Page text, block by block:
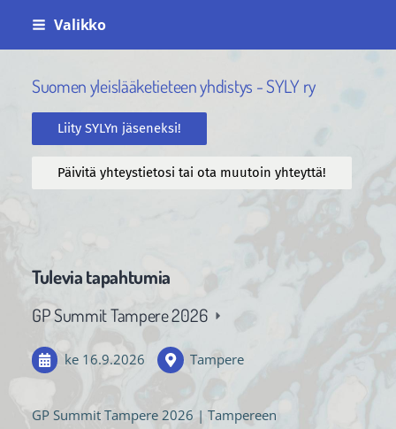
Siirry
Valikko
Suomen yleislääketieteen yhdistys - SYLY ry
Liity SYLYn jäseneksi!
Päivitä yhteystietosi tai ota muutoin yhteyttä!
Tulevia tapahtumia
GP Summit Tampere 2026
ke 16.9.2026 Tampere
GP Summit Tampere 2026 | Tampereen